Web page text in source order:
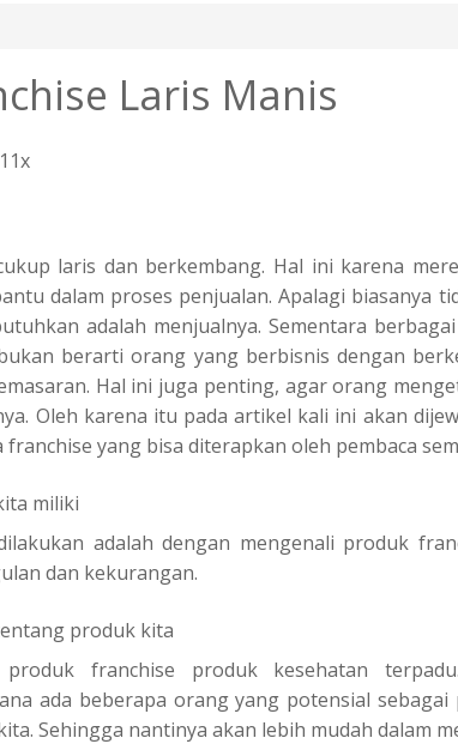
Laris Manis
laris dan berkembang. Hal ini karena
dalam proses penjualan. Apalagi biasanya
adalah menjualnya. Sementara
berarti orang yang berbisnis dengan
Hal ini juga penting, agar orang
Oleh karena itu pada artikel kali ini akan
yang bisa diterapkan oleh pembaca
miliki
adalah dengan mengenali produk
dan kekurangan.
produk kita
franchise produk kesehatan
ada beberapa orang yang potensial
Sehingga nantinya akan lebih mudah dalam